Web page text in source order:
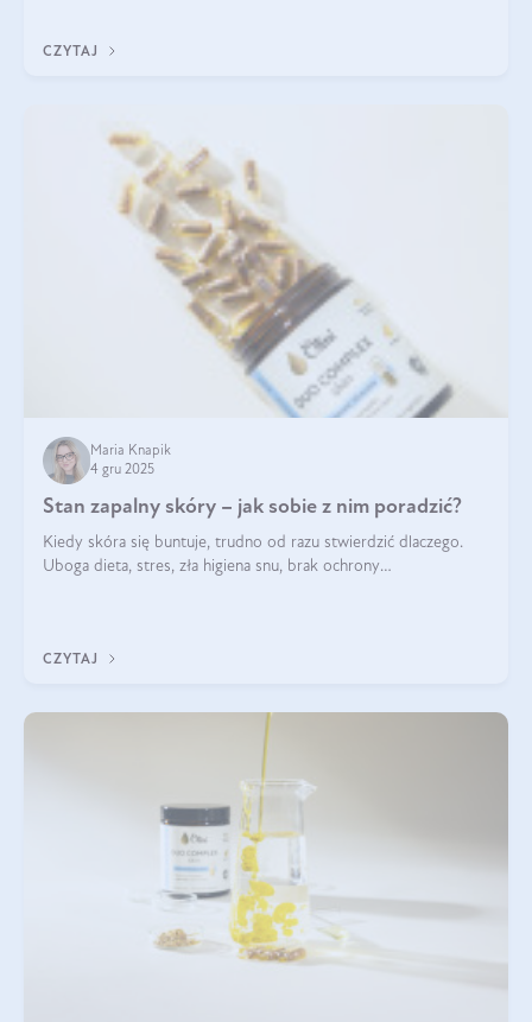
CZYTAJ
Maria Knapik
4 gru 2025
Stan zapalny skóry – jak sobie z nim poradzić?
Kiedy skóra się buntuje, trudno od razu stwierdzić dlaczego.
Uboga dieta, stres, zła higiena snu, brak ochrony
CZYTAJ